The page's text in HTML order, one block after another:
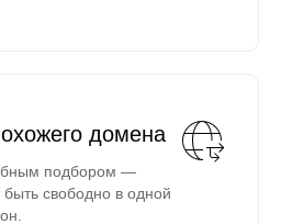
домена
подбором —
свободно в одной